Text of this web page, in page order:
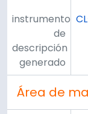
instrumento
de
descripción
generado
Área de